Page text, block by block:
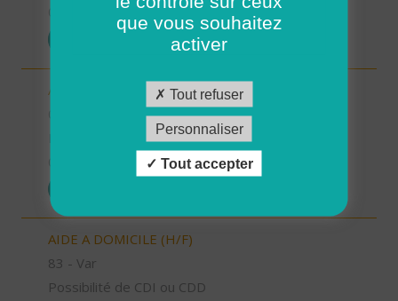
01/08/2026
AIDE SOIGNANT (H/F)
04 - Alpes-de-Haute-Provence
Possibilité de CDI ou CDD
AIDE A DOMICILE (H/F)
83 - Var
Possibilité de CDI ou CDD
que vous souhaitez
activer
Tout refuser
Personnaliser
Tout accepter